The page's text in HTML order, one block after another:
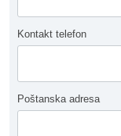
Kontakt telefon
Poštanska adresa